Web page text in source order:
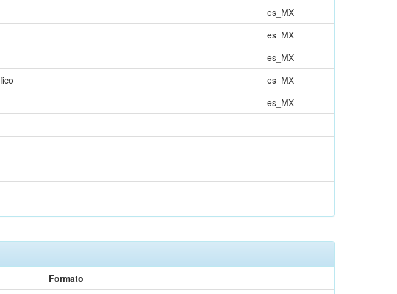
es_MX
es_MX
es_MX
es_MX
es_MX
Formato